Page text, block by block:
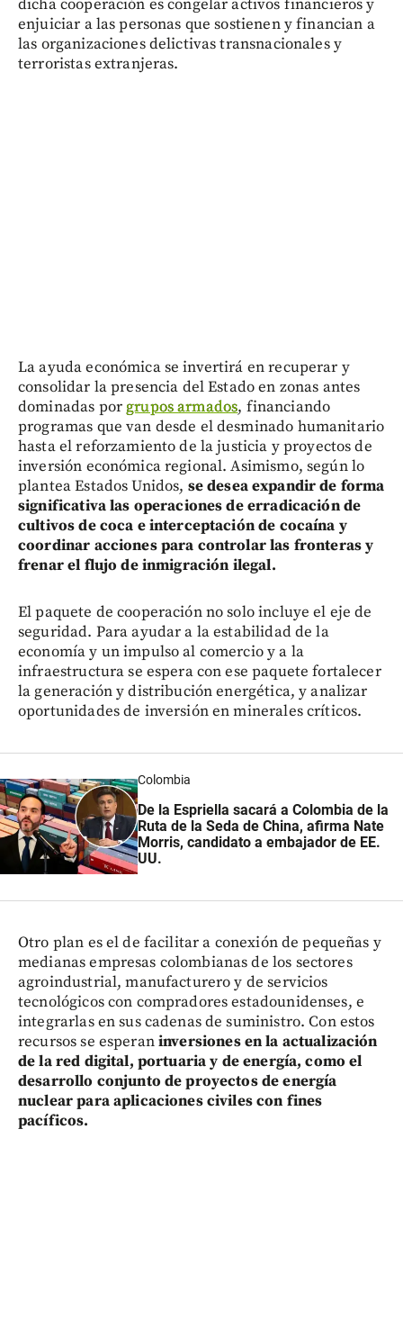
dicha cooperación es congelar activos financieros y
enjuiciar a las personas que sostienen y financian a
las organizaciones delictivas transnacionales y
terroristas extranjeras.
La ayuda económica se invertirá en recuperar y
consolidar la presencia del Estado en zonas antes
dominadas por grupos armados, financiando
programas que van desde el desminado humanitario
hasta el reforzamiento de la justicia y proyectos de
inversión económica regional. Asimismo, según lo
plantea Estados Unidos, se desea expandir de forma
significativa las operaciones de erradicación de
cultivos de coca e interceptación de cocaína y
coordinar acciones para controlar las fronteras y
frenar el flujo de inmigración ilegal.
El paquete de cooperación no solo incluye el eje de
seguridad. Para ayudar a la estabilidad de la
economía y un impulso al comercio y a la
infraestructura se espera con ese paquete fortalecer
la generación y distribución energética, y analizar
oportunidades de inversión en minerales críticos.
Colombia
De la Espriella sacará a Colombia de la
Ruta de la Seda de China, afirma Nate
Morris, candidato a embajador de EE.
UU.
Otro plan es el de facilitar a conexión de pequeñas y
medianas empresas colombianas de los sectores
agroindustrial, manufacturero y de servicios
tecnológicos con compradores estadounidenses, e
integrarlas en sus cadenas de suministro. Con estos
recursos se esperaninversiones en la actualización
de la red digital, portuaria y de energía, como el
desarrollo conjunto de proyectos de energía
nuclear para aplicaciones civiles con fines
pacíficos.